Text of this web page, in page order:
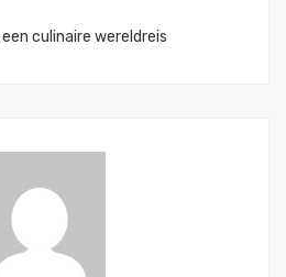
culinaire wereldreis